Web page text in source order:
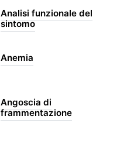
Analisi funzionale del
sintomo
Anemia
Angoscia di
frammentazione